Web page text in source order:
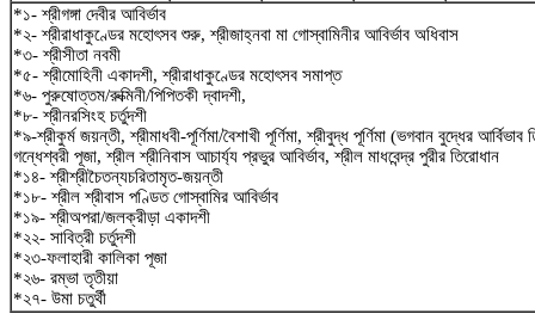
*১- শ্রীগঙ্গা দেবীর আবির্ভাব
*২- শ্রীরাধাকুণ্ডের মহোৎসব শুরু, শ্রীজাহ্নবা মা গোস্বামিনীর আবির্ভাব অধিবাস
*৩- শ্রীসীতা নবমী
*৫- শ্রীমোহিনী একাদশী, শ্রীরাধাকুণ্ডের মহোৎসব সমাপ্ত
*৬- পুরুষোত্তম/রুক্মিনী/পিপিতকী দ্বাদশী,
*৮- শ্রীনরসিংহ চর্তুদশী
*৯-শ্রীকুর্ম জয়ন্তী, শ্রীমাধবী-পূর্ণিমা/বৈশাখী পূর্ণিমা, শ্রীবুদ্ধ পূর্ণিমা (ভগবান বুদ্ধের
গন্ধেশ্বরী পূজা, শ্রীল শ্রীনিবাস আচার্য্য প্রভুর আবির্ভাব, শ্রীল মাধবেন্দ্র পুরীর তিরোধান
*১৪- শ্রীশ্রীচৈতন্যচরিতামৃত-জয়ন্তী
*১৮- শ্রীল শ্রীবাস পণ্ডিত গোস্বামির আবির্ভাব
*১৯- শ্রীঅপরা/জলক্রীড়া একাদশী
*২২- সাবিত্রী চর্তুদশী
*২৩-ফলাহারী কালিকা পূজা
*২৬- রম্ভা তৃতীয়া
*২৭- উমা চতুর্থী